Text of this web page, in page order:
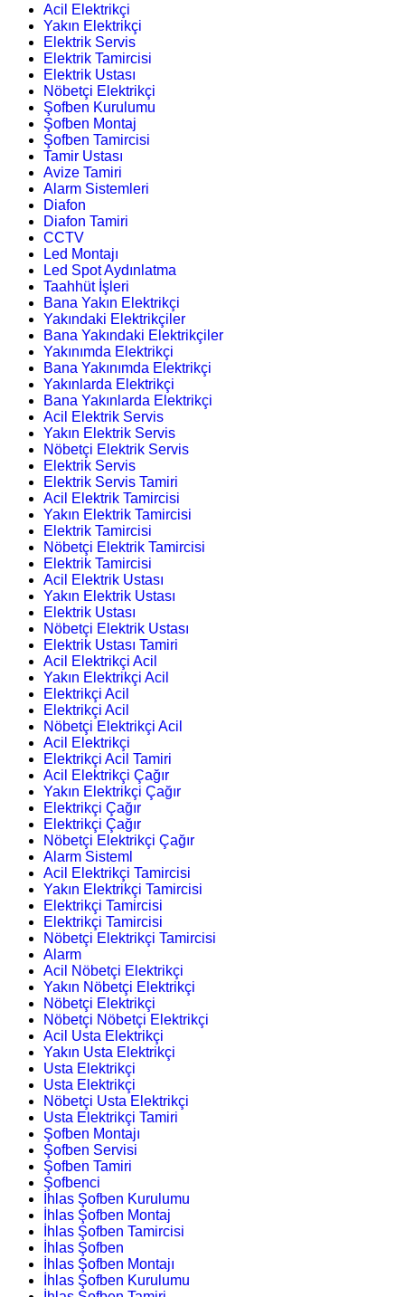
Acil Elektrikçi
Yakın Elektrikçi
Elektrik Servis
Elektrik Tamircisi
Elektrik Ustası
Nöbetçi Elektrikçi
Şofben Kurulumu
Şofben Montaj
Şofben Tamircisi
Tamir Ustası
Avize Tamiri
Alarm Sistemleri
Diafon
Diafon Tamiri
CCTV
Led Montajı
Led Spot Aydınlatma
Taahhüt İşleri
Bana Yakın Elektrikçi
Yakındaki Elektrikçiler
Bana Yakındaki Elektrikçiler
Yakınımda Elektrikçi
Bana Yakınımda Elektrikçi
Yakınlarda Elektrikçi
Bana Yakınlarda Elektrikçi
Acil Elektrik Servis
Yakın Elektrik Servis
Nöbetçi Elektrik Servis
Elektrik Servis
Elektrik Servis Tamiri
Acil Elektrik Tamircisi
Yakın Elektrik Tamircisi
Elektrik Tamircisi
Nöbetçi Elektrik Tamircisi
Elektrik Tamircisi
Acil Elektrik Ustası
Yakın Elektrik Ustası
Elektrik Ustası
Nöbetçi Elektrik Ustası
Elektrik Ustası Tamiri
Acil Elektrikçi Acil
Yakın Elektrikçi Acil
Elektrikçi Acil
Elektrikçi Acil
Nöbetçi Elektrikçi Acil
Acil Elektrikçi
Elektrikçi Acil Tamiri
Acil Elektrikçi Çağır
Yakın Elektrikçi Çağır
Elektrikçi Çağır
Elektrikçi Çağır
Nöbetçi Elektrikçi Çağır
Alarm Sisteml
Acil Elektrikçi Tamircisi
Yakın Elektrikçi Tamircisi
Elektrikçi Tamircisi
Elektrikçi Tamircisi
Nöbetçi Elektrikçi Tamircisi
Alarm
Acil Nöbetçi Elektrikçi
Yakın Nöbetçi Elektrikçi
Nöbetçi Elektrikçi
Nöbetçi Nöbetçi Elektrikçi
Acil Usta Elektrikçi
Yakın Usta Elektrikçi
Usta Elektrikçi
Usta Elektrikçi
Nöbetçi Usta Elektrikçi
Usta Elektrikçi Tamiri
Şofben Montajı
Şofben Servisi
Şofben Tamiri
Şofbenci
İhlas Şofben Kurulumu
İhlas Şofben Montaj
İhlas Şofben Tamircisi
İhlas Şofben
İhlas Şofben Montajı
İhlas Şofben Kurulumu